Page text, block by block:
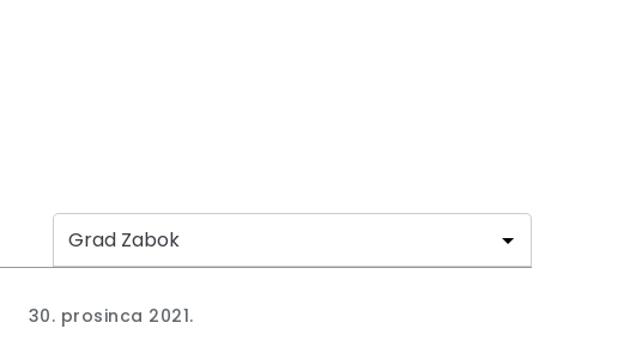
30. prosinca 2021.